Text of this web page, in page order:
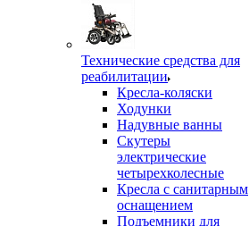
Технические средства для
реабилитации
Кресла-коляски
Ходунки
Надувные ванны
Скутеры
электрические
четырехколесные
Кресла с санитарным
оснащением
Подъемники для